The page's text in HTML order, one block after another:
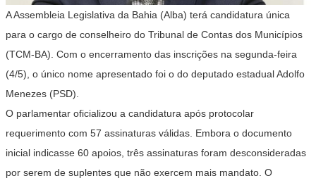
A Assembleia Legislativa da Bahia (Alba) terá candidatura única
para o cargo de conselheiro do Tribunal de Contas dos Municípios
(TCM-BA). Com o encerramento das inscrições na segunda-feira
(4/5), o único nome apresentado foi o do deputado estadual Adolfo
Menezes (PSD).
O parlamentar oficializou a candidatura após protocolar
requerimento com 57 assinaturas válidas. Embora o documento
inicial indicasse 60 apoios, três assinaturas foram desconsideradas
por serem de suplentes que não exercem mais mandato. O